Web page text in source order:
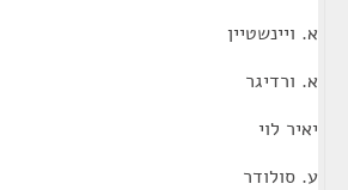
א. ויינשטיין
א. ורדיגר
יאיר לוי
ע. סולודר